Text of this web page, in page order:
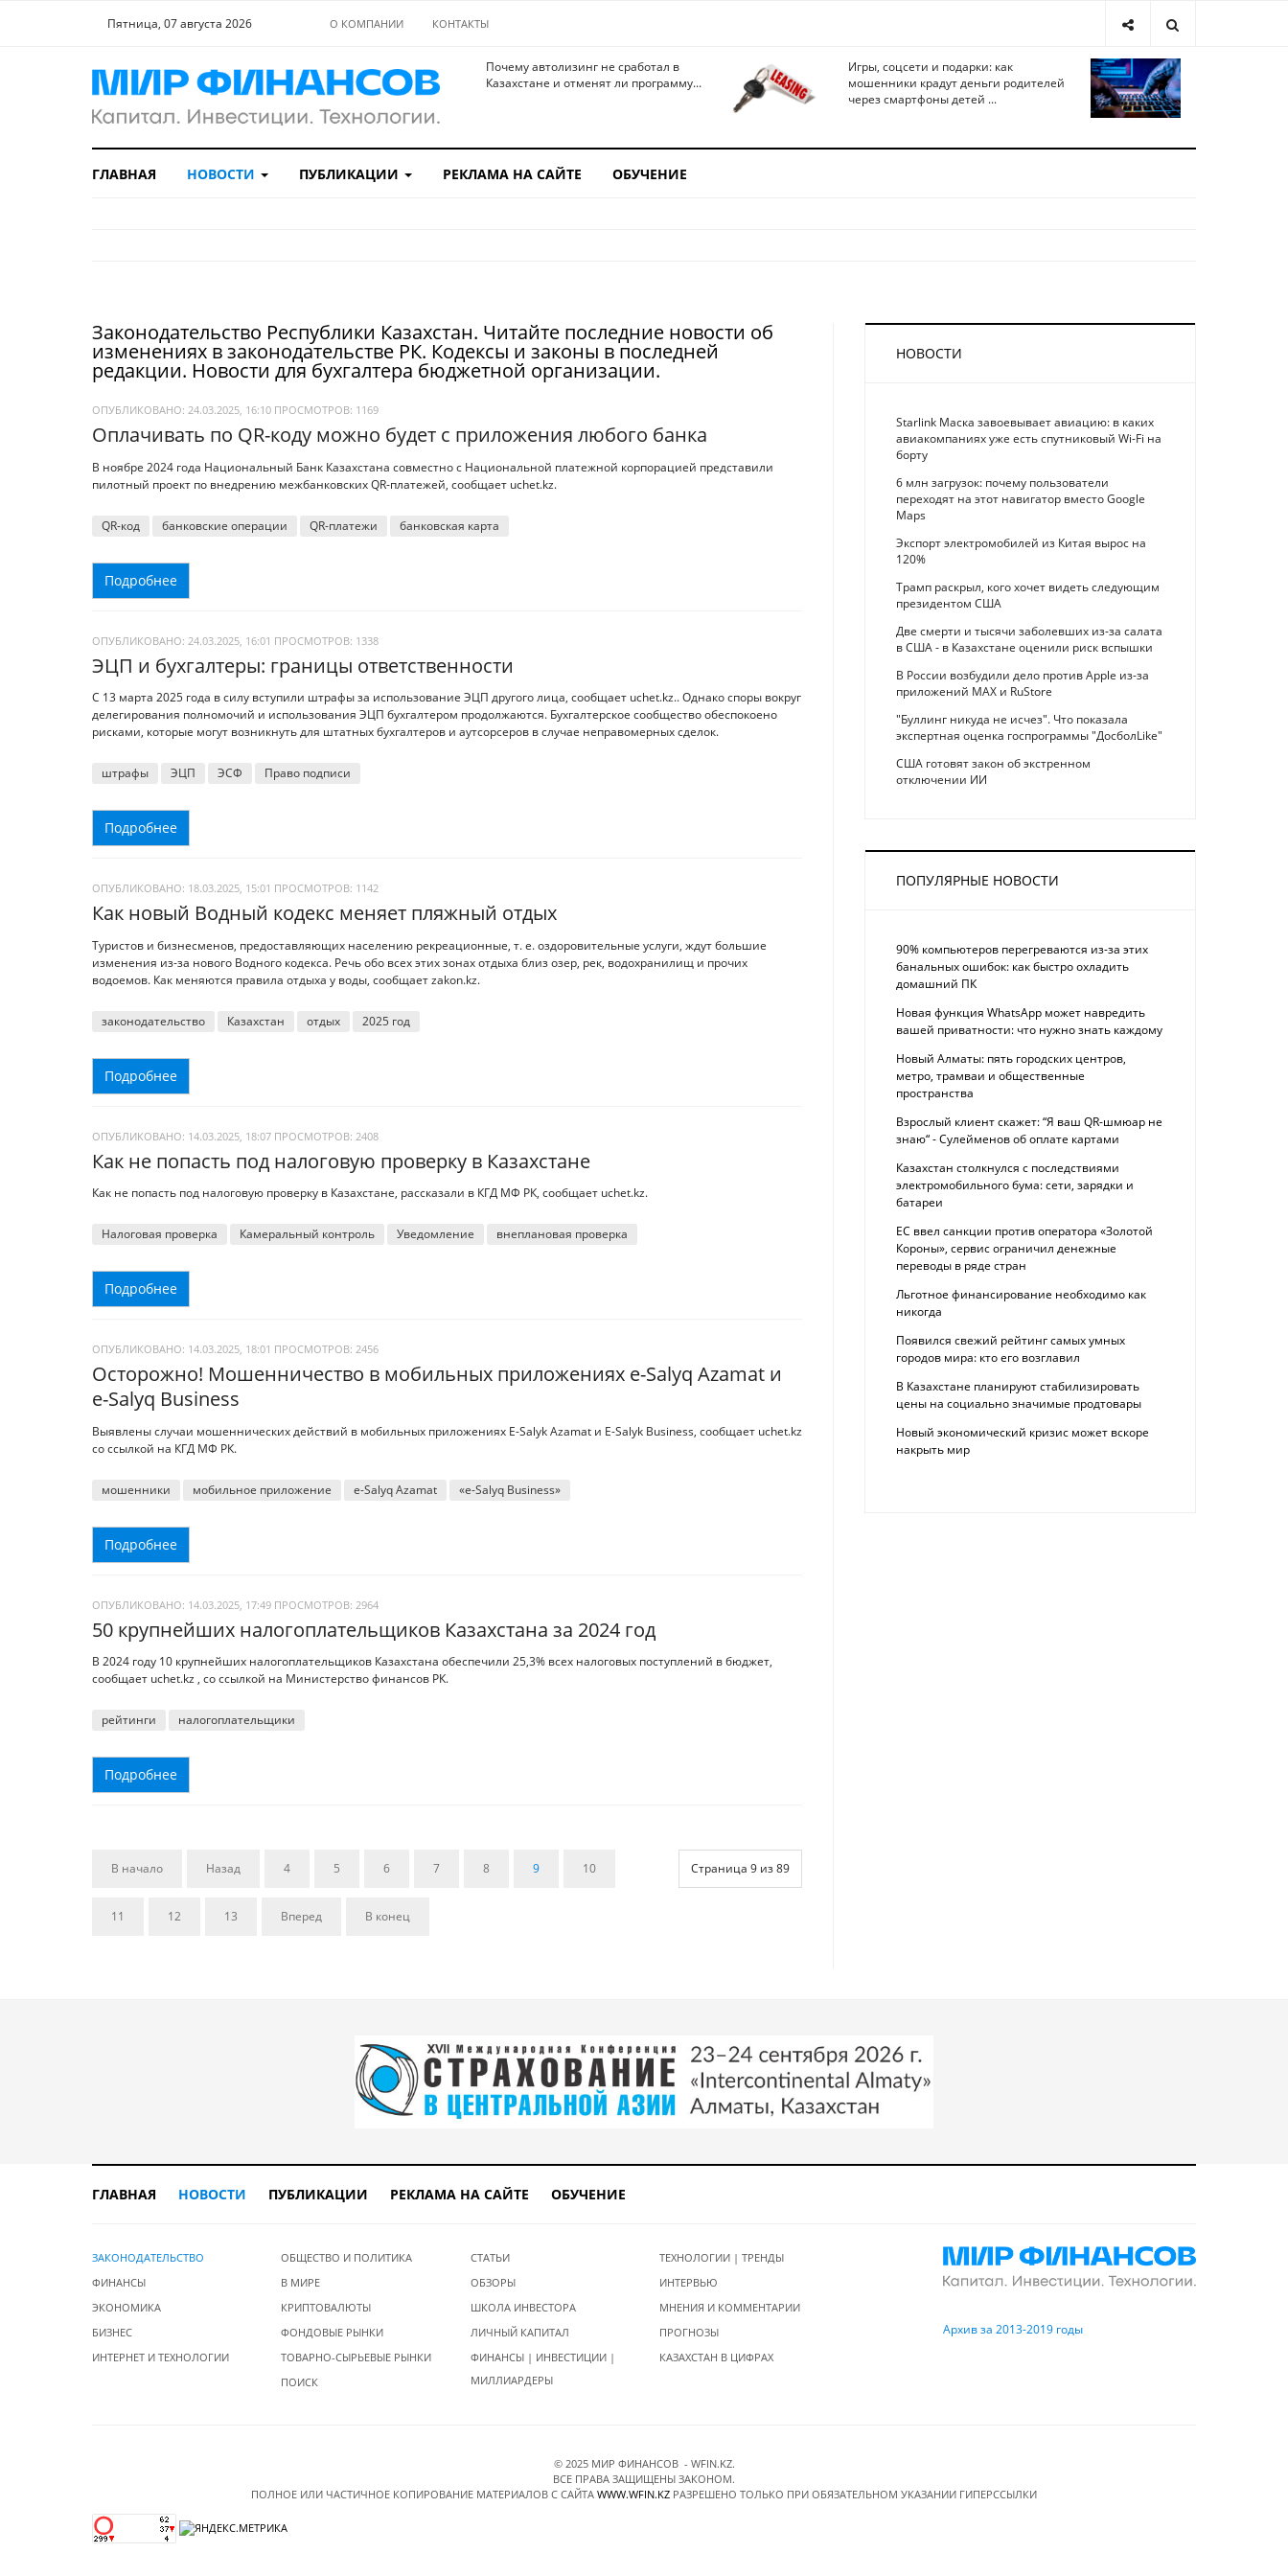
Пятница, 07 августа 2026 О КОМПАНИИ КОНТАКТЫ
Почему автолизинг не сработал в
Казахстане и отменят ли программу...
Игры, соцсети и подарки: как
мошенники крадут деньги родителей
через смартфоны детей ...
ГЛАВНАЯ НОВОСТИ ПУБЛИКАЦИИ РЕКЛАМА НА САЙТЕ ОБУЧЕНИЕ
Законодательство Республики Казахстан. Читайте последние новости об
изменениях в законодательстве РК. Кодексы и законы в последней
редакции. Новости для бухгалтера бюджетной организации.
ОПУБЛИКОВАНО: 24.03.2025, 16:10 ПРОСМОТРОВ: 1169
Оплачивать по QR-коду можно будет с приложения любого банка
В ноябре 2024 года Национальный Банк Казахстана совместно с Национальной платежной корпорацией представили
пилотный проект по внедрению межбанковских QR-платежей, сообщает uchet.kz.
QR-код банковские операции QR-платежи банковская карта
Подробнее
ОПУБЛИКОВАНО: 24.03.2025, 16:01 ПРОСМОТРОВ: 1338
ЭЦП и бухгалтеры: границы ответственности
С 13 марта 2025 года в силу вступили штрафы за использование ЭЦП другого лица, сообщает uchet.kz.. Однако споры вокруг
делегирования полномочий и использования ЭЦП бухгалтером продолжаются. Бухгалтерское сообщество обеспокоено
рисками, которые могут возникнуть для штатных бухгалтеров и аутсорсеров в случае неправомерных сделок.
штрафы ЭЦП ЭСФ Право подписи
Подробнее
ОПУБЛИКОВАНО: 18.03.2025, 15:01 ПРОСМОТРОВ: 1142
Как новый Водный кодекс меняет пляжный отдых
Туристов и бизнесменов, предоставляющих населению рекреационные, т. е. оздоровительные услуги, ждут большие
изменения из-за нового Водного кодекса. Речь обо всех этих зонах отдыха близ озер, рек, водохранилищ и прочих
водоемов. Как меняются правила отдыха у воды, сообщает zakon.kz.
законодательство Казахстан отдых 2025 год
Подробнее
ОПУБЛИКОВАНО: 14.03.2025, 18:07 ПРОСМОТРОВ: 2408
Как не попасть под налоговую проверку в Казахстане
Как не попасть под налоговую проверку в Казахстане, рассказали в КГД МФ РК, сообщает uchet.kz.
Налоговая проверка Камеральный контроль Уведомление внеплановая проверка
Подробнее
ОПУБЛИКОВАНО: 14.03.2025, 18:01 ПРОСМОТРОВ: 2456
Осторожно! Мошенничество в мобильных приложениях e-Salyq Azamat и
e-Salyq Business
Выявлены случаи мошеннических действий в мобильных приложениях E-Salyk Azamat и E-Salyk Business, сообщает uchet.kz
со ссылкой на КГД МФ РК.
мошенники мобильное приложение e-Salyq Azamat «e-Salyq Business»
Подробнее
ОПУБЛИКОВАНО: 14.03.2025, 17:49 ПРОСМОТРОВ: 2964
50 крупнейших налогоплательщиков Казахстана за 2024 год
В 2024 году 10 крупнейших налогоплательщиков Казахстана обеспечили 25,3% всех налоговых поступлений в бюджет,
сообщает uchet.kz , со ссылкой на Министерство финансов РК.
рейтинги налогоплательщики
Подробнее
Страница 9 из 89
В начало Назад 4 5 6 7 8 9 10
11 12 13 Вперед В конец
НОВОСТИ
Starlink Маска завоевывает авиацию: в каких
авиакомпаниях уже есть спутниковый Wi-Fi на
борту
6 млн загрузок: почему пользователи
переходят на этот навигатор вместо Google
Maps
Экспорт электромобилей из Китая вырос на
120%
Трамп раскрыл, кого хочет видеть следующим
президентом США
Две смерти и тысячи заболевших из-за салата
в США - в Казахстане оценили риск вспышки
В России возбудили дело против Apple из-за
приложений MAX и RuStore
"Буллинг никуда не исчез". Что показала
экспертная оценка госпрограммы "ДосболLike"
США готовят закон об экстренном
отключении ИИ
ПОПУЛЯРНЫЕ НОВОСТИ
90% компьютеров перегреваются из-за этих
банальных ошибок: как быстро охладить
домашний ПК
Новая функция WhatsApp может навредить
вашей приватности: что нужно знать каждому
Новый Алматы: пять городских центров,
метро, трамваи и общественные
пространства
Взрослый клиент скажет: “Я ваш QR-шмюар не
знаю“ - Сулейменов об оплате картами
Казахстан столкнулся с последствиями
электромобильного бума: сети, зарядки и
батареи
ЕС ввел санкции против оператора «Золотой
Короны», сервис ограничил денежные
переводы в ряде стран
Льготное финансирование необходимо как
никогда
Появился свежий рейтинг самых умных
городов мира: кто его возглавил
В Казахстане планируют стабилизировать
цены на социально значимые продтовары
Новый экономический кризис может вскоре
накрыть мир
ГЛАВНАЯ НОВОСТИ ПУБЛИКАЦИИ РЕКЛАМА НА САЙТЕ ОБУЧЕНИЕ
ЗАКОНОДАТЕЛЬСТВО
ФИНАНСЫ
ЭКОНОМИКА
БИЗНЕС
ИНТЕРНЕТ И ТЕХНОЛОГИИ
ОБЩЕСТВО И ПОЛИТИКА
В МИРЕ
КРИПТОВАЛЮТЫ
ФОНДОВЫЕ РЫНКИ
ТОВАРНО-СЫРЬЕВЫЕ РЫНКИ
ПОИСК
СТАТЬИ
ОБЗОРЫ
ШКОЛА ИНВЕСТОРА
ЛИЧНЫЙ КАПИТАЛ
ФИНАНСЫ | ИНВЕСТИЦИИ |
МИЛЛИАРДЕРЫ
ТЕХНОЛОГИИ | ТРЕНДЫ
ИНТЕРВЬЮ
МНЕНИЯ И КОММЕНТАРИИ
ПРОГНОЗЫ
КАЗАХСТАН В ЦИФРАХ
Архив за 2013-2019 годы
© 2025 МИР ФИНАНСОВ - WFIN.KZ.
ВСЕ ПРАВА ЗАЩИЩЕНЫ ЗАКОНОМ.
ПОЛНОЕ ИЛИ ЧАСТИЧНОЕ КОПИРОВАНИЕ МАТЕРИАЛОВ C САЙТА WWW.WFIN.KZ РАЗРЕШЕНО ТОЛЬКО ПРИ ОБЯЗАТЕЛЬНОМ УКАЗАНИИ ГИПЕРССЫЛКИ